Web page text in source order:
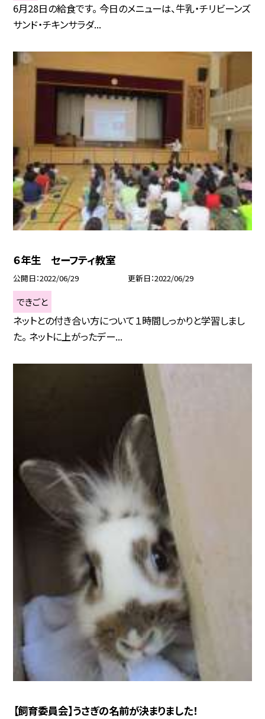
6月28日の給食です。 今日のメニューは、牛乳・チリビーンズ
サンド・チキンサラダ...
６年生 セーフティ教室
公開日 2022/06/29 更新日 2022/06/29
できごと
ネットとの付き合い方について１時間しっかりと学習しまし
た。 ネットに上がったデー...
【飼育委員会】うさぎの名前が決まりました！